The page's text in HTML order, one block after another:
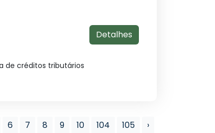
de créditos tributários
Detalhes
6 7 8 9 10 104 105 ›